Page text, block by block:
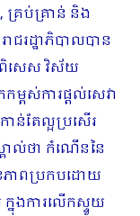
រប់គ្រាន់ និង
ជរដ្ឋាភិបាលបាន
ពិសេស វិស័យ
ពស់ការផ្តល់សេវា
ន់តែល្អប្រសើរ
ាល់ថា កំណើននៃ
ភាពប្រកបដោយ
ងការលើកស្ទួយ